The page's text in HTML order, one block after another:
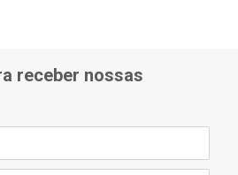
receber nossas